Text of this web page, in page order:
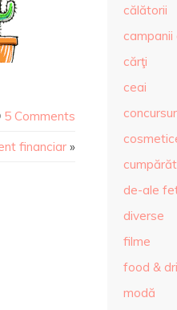
5 Comments
financiar »
călătorii
cărţi
ceai
de-ale
diverse
filme
food &
modă